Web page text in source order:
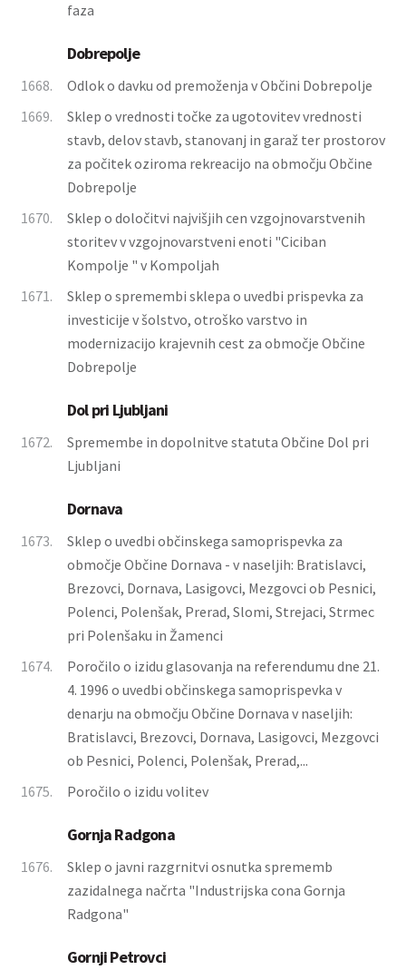
faza
Dobrepolje
1668.
Odlok o davku od premoženja v Občini Dobrepolje
1669.
Sklep o vrednosti točke za ugotovitev vrednosti
stavb, delov stavb, stanovanj in garaž ter prostorov
za počitek oziroma rekreacijo na območju Občine
Dobrepolje
1670.
Sklep o določitvi najvišjih cen vzgojnovarstvenih
storitev v vzgojnovarstveni enoti "Ciciban
Kompolje " v Kompoljah
1671.
Sklep o spremembi sklepa o uvedbi prispevka za
investicije v šolstvo, otroško varstvo in
modernizacijo krajevnih cest za območje Občine
Dobrepolje
Dol pri Ljubljani
1672.
Spremembe in dopolnitve statuta Občine Dol pri
Ljubljani
Dornava
1673.
Sklep o uvedbi občinskega samoprispevka za
območje Občine Dornava - v naseljih: Bratislavci,
Brezovci, Dornava, Lasigovci, Mezgovci ob Pesnici,
Polenci, Polenšak, Prerad, Slomi, Strejaci, Strmec
pri Polenšaku in Žamenci
1674.
Poročilo o izidu glasovanja na referendumu dne 21.
4. 1996 o uvedbi občinskega samoprispevka v
denarju na območju Občine Dornava v naseljih:
Bratislavci, Brezovci, Dornava, Lasigovci, Mezgovci
ob Pesnici, Polenci, Polenšak, Prerad,...
1675.
Poročilo o izidu volitev
Gornja Radgona
1676.
Sklep o javni razgrnitvi osnutka sprememb
zazidalnega načrta "Industrijska cona Gornja
Radgona"
Gornji Petrovci